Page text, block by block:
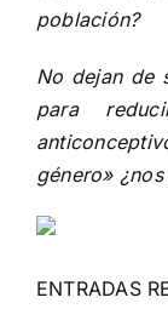
población?
No dejan de
para
género»
ENTRADAS